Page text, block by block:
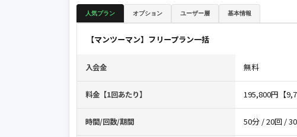
人気プラン オプション ユーザー層 基本情報
【マンツーマン】フリープラン一括
入会金 無料
料金【1回あたり】 195,800円【
時間/回数/期間 50分 / 20回 /